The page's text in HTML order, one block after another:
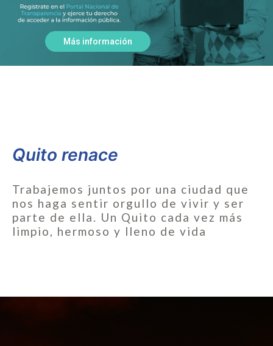
Más información
Quito renace
Trabajemos juntos por una ciudad que
nos haga sentir orgullo de vivir y ser
parte de ella. Un Quito cada vez más
limpio, hermoso y lleno de vida